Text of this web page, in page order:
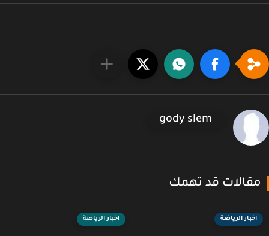
gody slem
قد تهمك
اخبار الرياضة اخبار الرياضة